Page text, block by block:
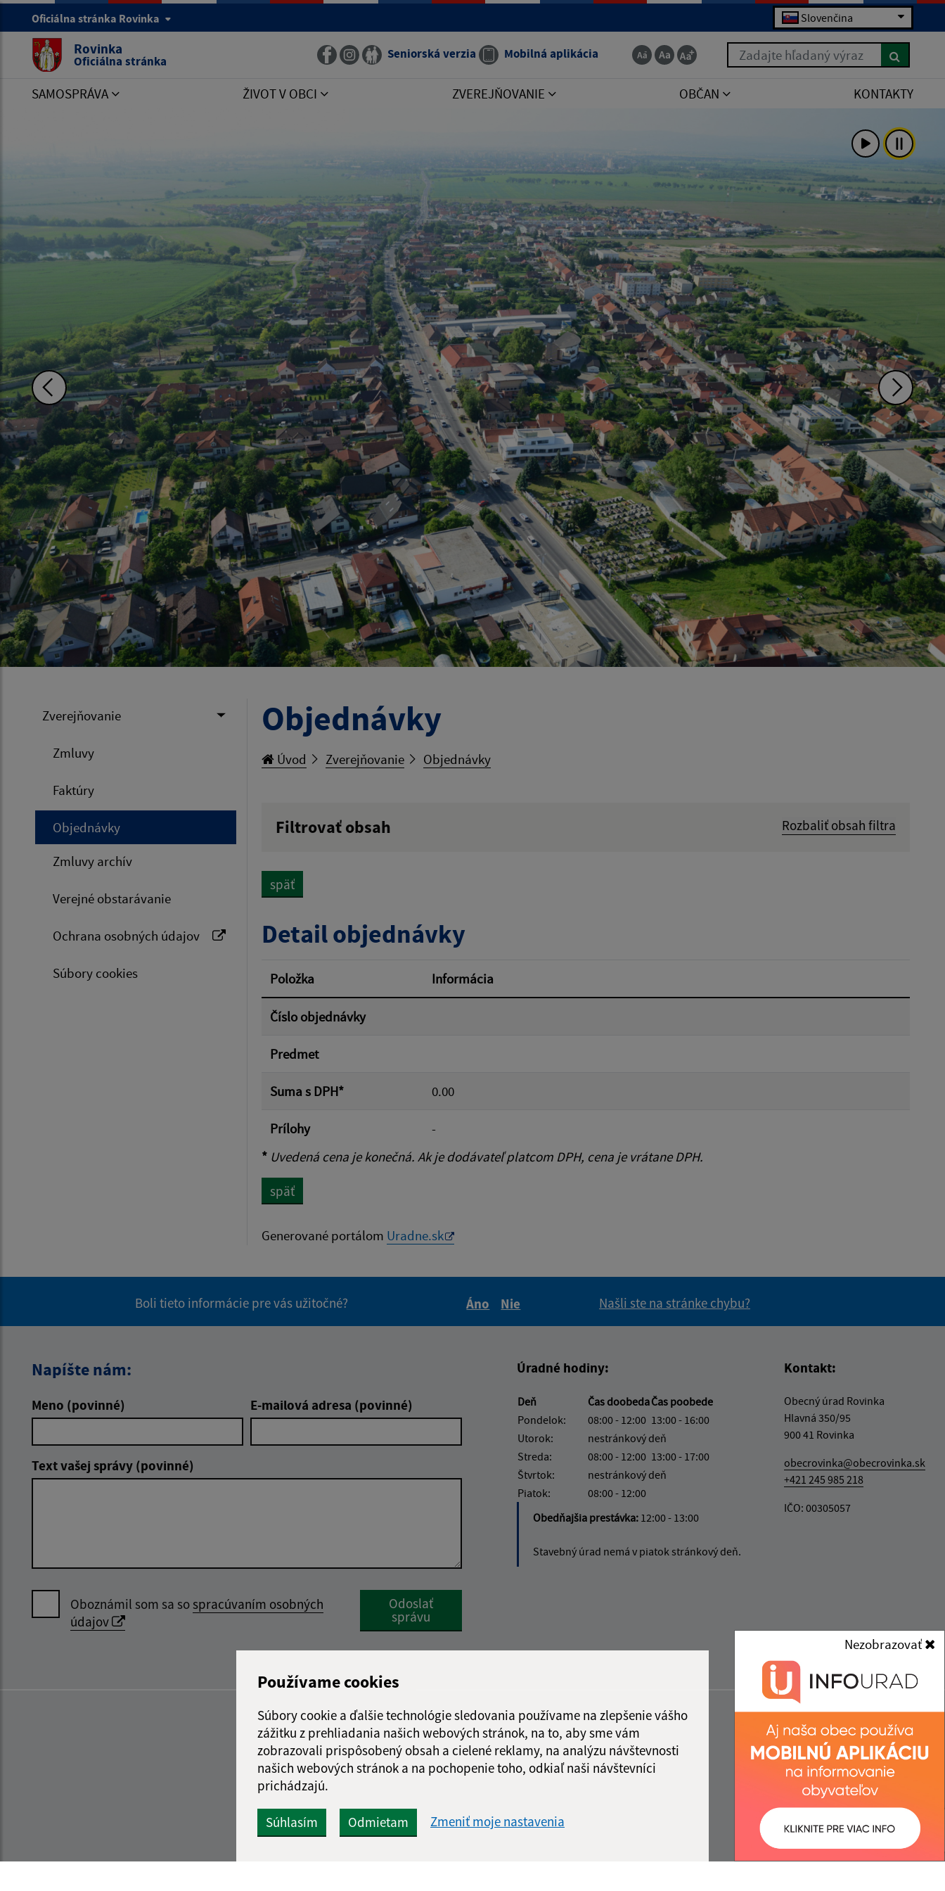
Používame cookies
Súbory cookie a ďalšie technológie sledovania používame na zlepšenie vášho
zážitku z prehliadania našich webových stránok, na to, aby sme vám
zobrazovali prispôsobený obsah a cielené reklamy, na analýzu návštevnosti
našich webových stránok a na pochopenie toho, odkiaľ naši návštevníci
prichádzajú.
Súhlasím Odmietam Zmeniť moje nastavenia
Nezobrazovať
Oficiálna stránka Rovinka Slovenčina
Rovinka
Oficiálna stránka Seniorská verzia Mobilná aplikácia Zadajte hľadaný výraz
SAMOSPRÁVA ŽIVOT V OBCI ZVEREJŇOVANIE OBČAN KONTAKTY
Zverejňovanie
Zmluvy
Faktúry
Objednávky
Zmluvy archív
Verejné obstarávanie
Ochrana osobných údajov
Súbory cookies
Objednávky
Úvod Zverejňovanie Objednávky
Filtrovať obsah
Rozbaliť obsah filtra
Suma od:
Filtrovať
späť
Detail objednávky
Položka Informácia
Číslo objednávky
Predmet
Suma s DPH* 0.00
Prílohy
-
* Uvedená cena je konečná. Ak je dodávateľ platcom DPH, cena je vrátane DPH.
späť
Generované portálom Uradne.sk
Boli tieto informácie pre vás užitočné?
Áno
Nie
Našli ste na stránke chybu?
Napíšte nám:
Meno (povinné) E-mailová adresa (povinné)
Text vašej správy (povinné)
Oboznámil som sa sospracúvaním osobných
údajov
Google reCaptcha Response
Odoslať
správu
Úradné hodiny:
Deň Čas doobedaČas poobede
Pondelok:
08:00 - 12:00 13:00 - 16:00
Utorok:
nestránkový deň
Streda:
08:00 - 12:00 13:00 - 17:00
Štvrtok:
nestránkový deň
Piatok:
08:00 - 12:00
Obedňajšia prestávka: 12:00 - 13:00
Stavebný úrad nemá v piatok stránkový deň.
Kontakt:
Obecný úrad Rovinka
Hlavná 350/95
900 41 Rovinka
obecrovinka@obecrovinka.sk
+421 245 985 218
IČO: 00305057